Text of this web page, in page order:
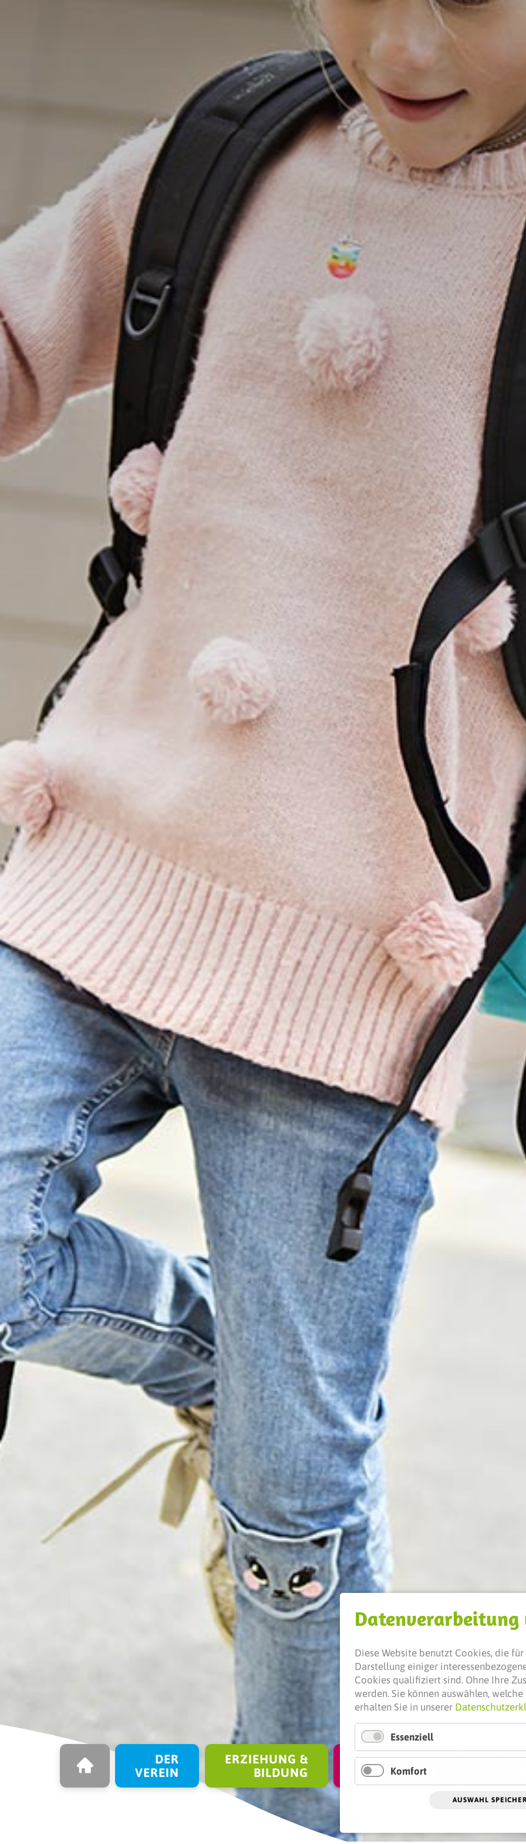
Navigation überspringen STARTSEITE
DER
VEREIN
ERZIEHUNG &
BILDUNG
BERATUNG &
SEELSORGE
Diese Website benutzt Cookies, die
Darstellung einiger
Cookies qualifiziert sind. Ohne Ihre
werden. Sie können auswählen,
erhalten Sie in unserer
Essenziell
Komfort
AUSWAHL